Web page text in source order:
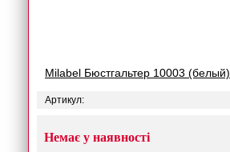
Milabel Бюстгальтер 10003 (белый)
Артикул:
Немає у наявності